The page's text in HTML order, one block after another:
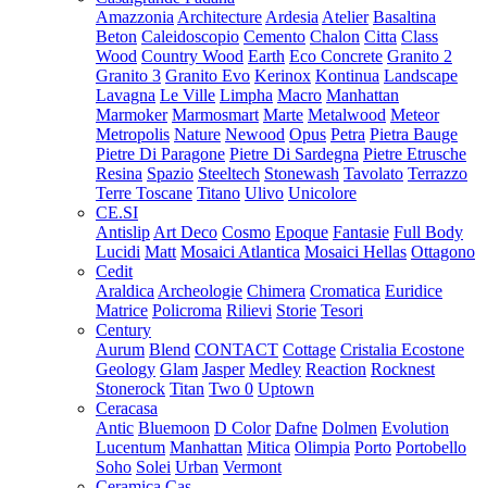
Amazzonia Architecture Ardesia Atelier Basaltina
Beton Caleidoscopio Cemento Chalon Citta Class
Wood Country Wood Earth Eco Concrete Granito 2
Granito 3 Granito Evo Kerinox Kontinua Landscape
Lavagna Le Ville Limpha Macro Manhattan
Marmoker Marmosmart Marte Metalwood Meteor
Metropolis Nature Newood Opus Petra Pietra Bauge
Pietre Di Paragone Pietre Di Sardegna Pietre Etrusche
Resina Spazio Steeltech Stonewash Tavolato Terrazzo
Terre Toscane Titano Ulivo Unicolore
CE.SI
Antislip Art Deco Cosmo Epoque Fantasie Full Body
Lucidi Matt Mosaici Atlantica Mosaici Hellas Ottagono
Cedit
Araldica Archeologie Chimera Cromatica Euridice
Matrice Policroma Rilievi Storie Tesori
Century
Aurum Blend CONTACT Cottage Cristalia Ecostone
Geology Glam Jasper Medley Reaction Rocknest
Stonerock Titan Two 0 Uptown
Ceracasa
Antic Bluemoon D Color Dafne Dolmen Evolution
Lucentum Manhattan Mitica Olimpia Porto Portobello
Soho Solei Urban Vermont